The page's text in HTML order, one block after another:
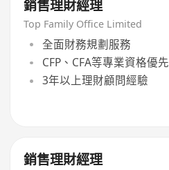
銷售理財經理
Top Family Office Limited
全面財務規劃服務
CFP、CFA等專業資格優先
3年以上理財顧問經驗
銷售理財經理